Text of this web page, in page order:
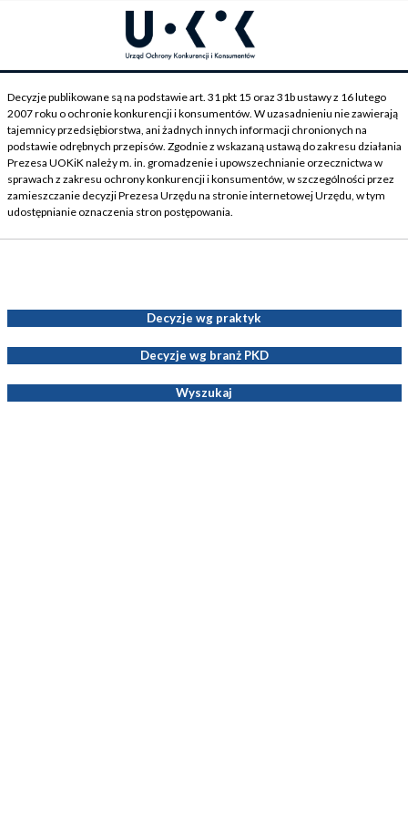
Decyzje publikowane są na podstawie art. 31 pkt 15 oraz 31b ustawy z 16 lutego
2007 roku o ochronie konkurencji i konsumentów. W uzasadnieniu nie zawierają
tajemnicy przedsiębiorstwa, ani żadnych innych informacji chronionych na
podstawie odrębnych przepisów. Zgodnie z wskazaną ustawą do zakresu działania
Prezesa UOKiK należy m. in. gromadzenie i upowszechnianie orzecznictwa w
sprawach z zakresu ochrony konkurencji i konsumentów, w szczególności przez
zamieszczanie decyzji Prezesa Urzędu na stronie internetowej Urzędu, w tym
udostępnianie oznaczenia stron postępowania.
Decyzje wg praktyk
Decyzje wg branż PKD
Wyszukaj